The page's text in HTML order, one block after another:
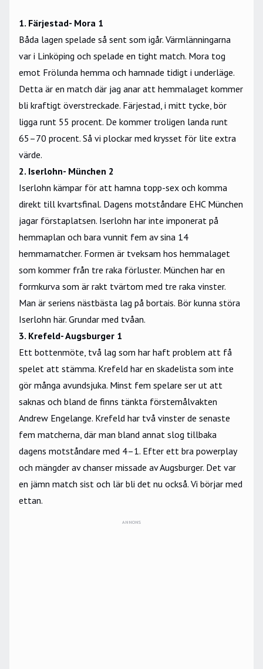
1. Färjestad- Mora 1
Båda lagen spelade så sent som igår. Värmlänningarna
var i Linköping och spelade en tight match. Mora tog
emot Frölunda hemma och hamnade tidigt i underläge.
Detta är en match där jag anar att hemmalaget kommer
bli kraftigt överstreckade. Färjestad, i mitt tycke, bör
ligga runt 55 procent. De kommer troligen landa runt
65–70 procent. Så vi plockar med krysset för lite extra
värde.
2. Iserlohn- München 2
Iserlohn kämpar för att hamna topp-sex och komma
direkt till kvartsfinal. Dagens motståndare EHC München
jagar förstaplatsen. Iserlohn har inte imponerat på
hemmaplan och bara vunnit fem av sina 14
hemmamatcher. Formen är tveksam hos hemmalaget
som kommer från tre raka förluster. München har en
formkurva som är rakt tvärtom med tre raka vinster.
Man är seriens nästbästa lag på bortais. Bör kunna störa
Iserlohn här. Grundar med tvåan.
3. Krefeld- Augsburger 1
Ett bottenmöte, två lag som har haft problem att få
spelet att stämma. Krefeld har en skadelista som inte
gör många avundsjuka. Minst fem spelare ser ut att
saknas och bland de finns tänkta förstemålvakten
Andrew Engelange. Krefeld har två vinster de senaste
fem matcherna, där man bland annat slog tillbaka
dagens motståndare med 4–1. Efter ett bra powerplay
och mängder av chanser missade av Augsburger. Det var
en jämn match sist och lär bli det nu också. Vi börjar med
ettan.
ANNONS